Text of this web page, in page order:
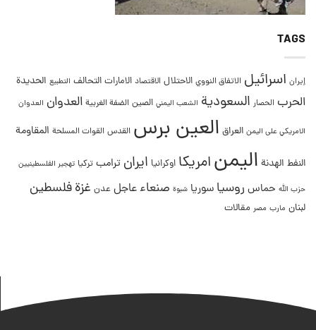
TAGS
إيران اسرائيل الاتفاق النووي الاحتلال الاقتصاد الامارات التحالف التطبيع الحديدة
الحرب الحصار السعودية الشعب اليمني الصين الضفة الغربية العدوان العدوان
الامريكي على اليمن العراق العين برس القدس القوات المسلحة المقاومة
النفط الهدنة اليمنامريكا اوكرانيا ايران ترامب تركيا تهجير الفلسطينيين
حزب الله حماس روسيا سوريا شبوة صنعاء عاجل عدن غزةفلسطين
لبنان مارب مصر مقالات